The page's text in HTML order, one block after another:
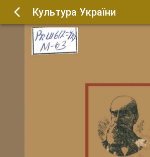
Культура України